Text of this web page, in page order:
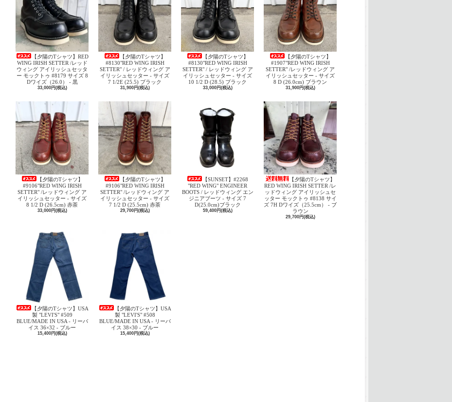
【夕陽のTシャツ】RED
WING IRISH SETTER /レッド
ウィング アイリッシュセッタ
ー モックトゥ #8179 サイズ 8
Dワイズ（26.0） - 黒
33,000円(税込)
【夕陽のTシャツ】
#8130"RED WING IRISH
SETTER" / レッドウィング ア
イリッシュセッター - サイズ
7 1/2E (25.5) ブラック
31,900円(税込)
【夕陽のTシャツ】
#8130"RED WING IRISH
SETTER" / レッドウィング ア
イリッシュセッター - サイズ
10 1/2 D (28.5) ブラック
33,000円(税込)
【夕陽のTシャツ】
#1907"RED WING IRISH
SETTER" /レッドウィング ア
イリッシュセッター - サイズ
8 D (26.0cm) ブラウン
31,900円(税込)
【夕陽のTシャツ】
#9106"RED WING IRISH
SETTER" /レッドウィング ア
イリッシュセッター - サイズ
8 1/2 D (26.5cm) 赤茶
33,000円(税込)
【夕陽のTシャツ】
#9106"RED WING IRISH
SETTER" /レッドウィング ア
イリッシュセッター - サイズ
7 1/2 D (25.5cm) 赤茶
29,700円(税込)
【SUNSET】#2268
"RED WING" ENGINEER
BOOTS / レッドウィング エン
ジニアブーツ - サイズ 7
D(25.0cm)ブラック
59,400円(税込)
【夕陽のTシャツ】
RED WING IRISH SETTER /レ
ッドウィング アイリッシュセ
ッター モックトゥ #8138 サイ
ズ 7H Dワイズ（25.5cm） - ブ
ラウン
29,700円(税込)
【夕陽のTシャツ】USA
製 "LEVI'S" #509
BLUE/MADE IN USA - リーバ
イス 36×32 - ブルー
15,400円(税込)
【夕陽のTシャツ】USA
製 "LEVI'S" #508
BLUE/MADE IN USA - リーバ
イス 38×30 - ブルー
15,400円(税込)